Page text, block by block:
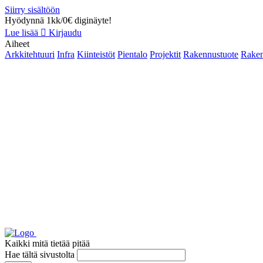
Siirry sisältöön
Hyödynnä 1kk/0€ diginäyte!
Lue lisää
Kirjaudu
Aiheet
Arkkitehtuuri Infra Kiinteistöt Pientalo Projektit Rakennustuote
Kaikki mitä tietää pitää
Hae tältä sivustolta